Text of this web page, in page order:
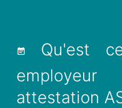
Qu'est
attestation